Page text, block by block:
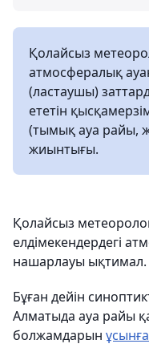
Қолайсыз
атмосфералық
(ластаушы)
ететін
(тымық ауа райы,
жиынтығы.
Қолайсыз
елдімекендердегі
нашарлауы ықтимал.
Бұған дейін
Алматыда ауа райы
болжамдарын